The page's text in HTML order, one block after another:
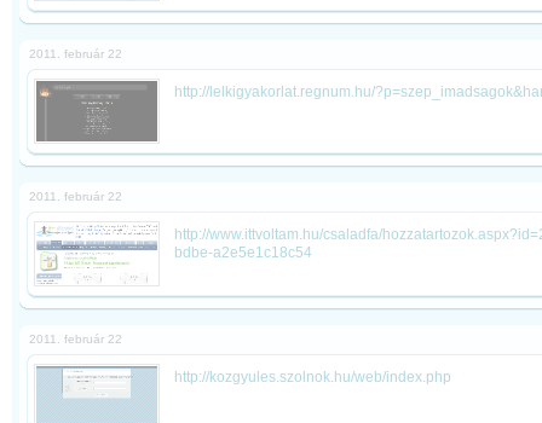
2011. február 22
http://lelkigyakorlat.regnum.hu/
2011. február 22
http://www.ittvoltam.hu/csaladfa/
bdbe-a2e5e1c18c54
2011. február 22
http://kozgyules.szolnok.hu/web/index.php